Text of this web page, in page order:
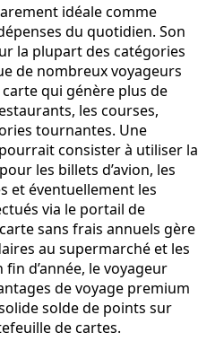
idéale comme
du quotidien. Son
la plupart des catégories
de nombreux voyageurs
carte qui génère plus de
les courses,
tournantes. Une
consister à utiliser la
les billets d’avion, les
et éventuellement les
via le portail de
sans frais annuels gère
au supermarché et les
d’année, le voyageur
de voyage premium
solde de points sur
de cartes.